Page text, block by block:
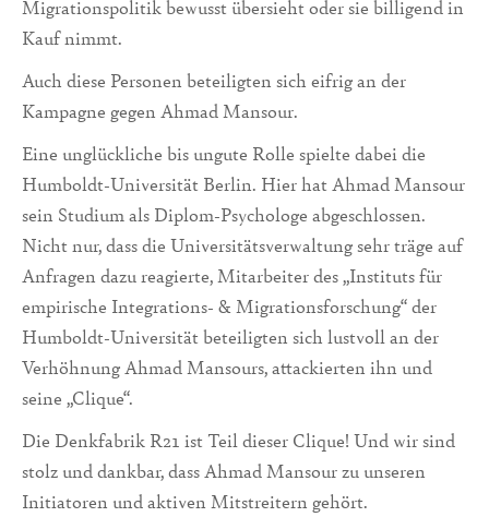
Migrationspolitik bewusst übersieht oder sie billigend in
Kauf nimmt.
Auch diese Personen beteiligten sich eifrig an der
Kampagne gegen Ahmad Mansour.
Eine unglückliche bis ungute Rolle spielte dabei die
Humboldt-Universität Berlin. Hier hat Ahmad Mansour
sein Studium als Diplom-Psychologe abgeschlossen.
Nicht nur, dass die Universitätsverwaltung sehr träge auf
Anfragen dazu reagierte, Mitarbeiter des „Instituts für
empirische Integrations- & Migrationsforschung“ der
Humboldt-Universität beteiligten sich lustvoll an der
Verhöhnung Ahmad Mansours, attackierten ihn und
seine „Clique“.
Die Denkfabrik R21 ist Teil dieser Clique! Und wir sind
stolz und dankbar, dass Ahmad Mansour zu unseren
Initiatoren und aktiven Mitstreitern gehört.